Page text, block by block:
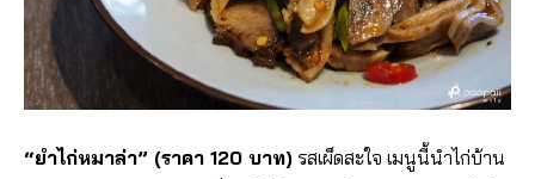
“ยำไก่หมาล่า” (ราคา 120 บาท) รสเผ็ดสะใจ เมนูนี้นำไก่บ้าน